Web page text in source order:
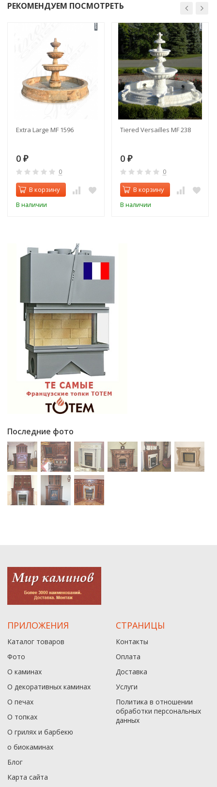
РЕКОМЕНДУЕМ ПОСМОТРЕТЬ
Extra Large MF 1596
0 ₽
0
В корзину
В наличии
Tiered Versailles MF 238
0 ₽
0
В корзину
В наличии
Последние фото
ПРИЛОЖЕНИЯ
Каталог товаров
Фото
О каминах
О декоративных каминах
О печах
О топках
О грилях и барбекю
о биокаминах
Блог
Карта сайта
СТРАНИЦЫ
Контакты
Оплата
Доставка
Услуги
Политика в отношении
обработки персональных
данныx